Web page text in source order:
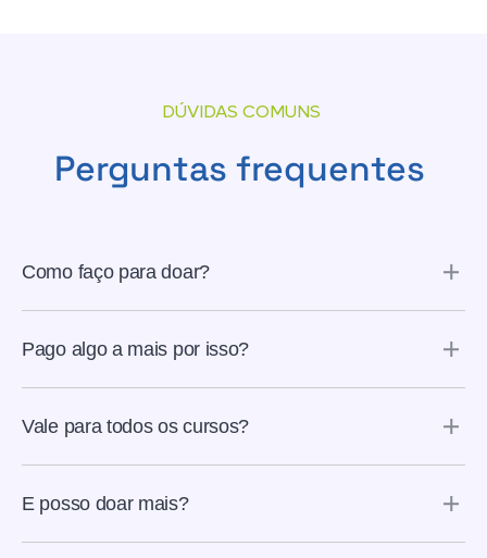
DÚVIDAS COMUNS
Perguntas frequentes
Como faço para doar?
Pago algo a mais por isso?
Vale para todos os cursos?
E posso doar mais?
Sim! A ONG Amigos do BEM possuí canais de doação. É só